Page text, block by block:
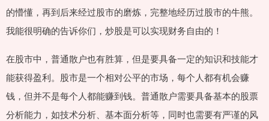
的懵懂，再到后来经过股市的磨炼，完整地经历过股市的牛熊。
我能很明确的告诉你们，炒股是可以实现财务自由的！
在股市中，普通散户也有胜算，但是要具备一定的知识和技能才
能获得盈利。股市是一个相对公平的市场，每个人都有机会赚
钱，但并不是每个人都能赚到钱。普通散户需要具备基本的股票
分析能力，如技术分析、基本面分析等，同时也需要有严谨的风